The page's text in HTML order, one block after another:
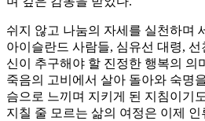
쉬지 않고 나눔의 자세를 실천하며
아이슬란드 사람들, 심유선 대령,
신이 추구해야 할 진정한 행복의 의
죽음의 고비에서 살아 돌아와 숙명
슴으로 느끼며 지키게 된 지침이기
지칠 줄 모르는 삶의 여정은 이제